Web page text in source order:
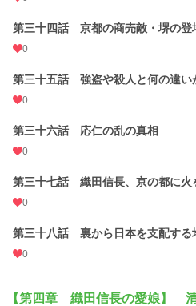
第三十四話 京都の商売敵・堺の登
0
第三十五話 強盗や殺人と何の違い
0
第三十六話 応仁の乱の真相
0
第三十七話 織田信長、京の都に火
0
第三十八話 裏から日本を支配する
0
【第四章 織田信長の愛娘】